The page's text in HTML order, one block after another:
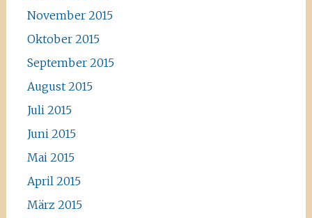
November 2015
Oktober 2015
September 2015
August 2015
Juli 2015
Juni 2015
Mai 2015
April 2015
März 2015